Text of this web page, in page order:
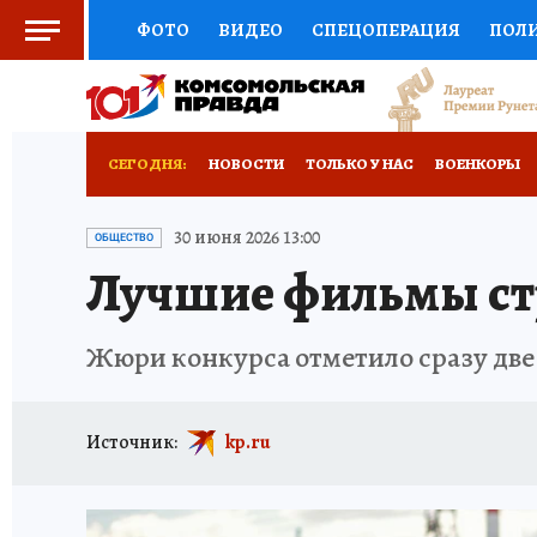
ФОТО ВИДЕО СПЕЦОПЕРАЦИЯ
СОЦПОДДЕРЖКА НАУКА СПОРТ
НЕДВИЖИМОСТЬ
РЕКЛАМА НОВОЕ
СЕГОДНЯ: НОВОСТИ ТОЛЬКО У НАС ВОЕНКОРЫ
ПРОИСШЕСТВИЯ
ОБЩЕСТВО 30 июня 2026 13:00
Лучшие фильмы
Жюри конкурса отметило сразу
Источник: kp.ru